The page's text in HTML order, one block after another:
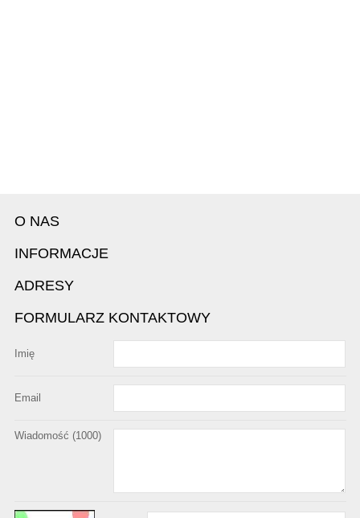
O NAS
INFORMACJE
ADRESY
FORMULARZ KONTAKTOWY
Imię
Email
Wiadomość (1000)